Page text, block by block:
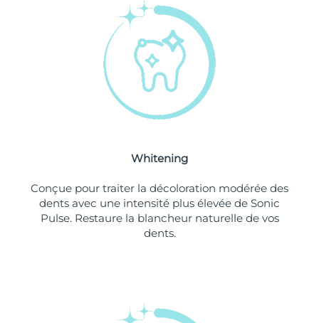
Whitening
Conçue pour traiter la décoloration modérée des
dents avec une intensité plus élevée de Sonic
Pulse. Restaure la blancheur naturelle de vos
dents.
Livraison estimée
Livraison estimée
Livraison estimée
Livraison estimée
La Réunion Livraison estimée8/13/26